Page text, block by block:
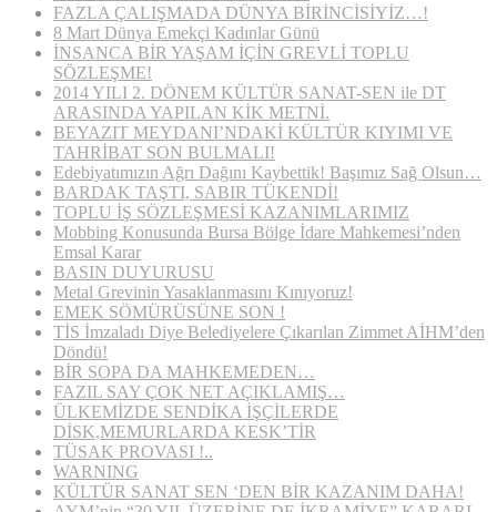
FAZLA ÇALIŞMADA DÜNYA BİRİNCİSİYİZ…!
8 Mart Dünya Emekçi Kadınlar Günü
İNSANCA BİR YAŞAM İÇİN GREVLİ TOPLU
SÖZLEŞME!
2014 YILI 2. DÖNEM KÜLTÜR SANAT-SEN ile DT
ARASINDA YAPILAN KİK METNİ.
BEYAZIT MEYDANI’NDAKİ KÜLTÜR KIYIMI VE
TAHRİBAT SON BULMALI!
Edebiyatımızın Ağrı Dağını Kaybettik! Başımız Sağ Olsun…
BARDAK TAŞTI, SABIR TÜKENDİ!
TOPLU İŞ SÖZLEŞMESİ KAZANIMLARIMIZ
Mobbing Konusunda Bursa Bölge İdare Mahkemesi’nden
Emsal Karar
BASIN DUYURUSU
Metal Grevinin Yasaklanmasını Kınıyoruz!
EMEK SÖMÜRÜSÜNE SON !
TİS İmzaladı Diye Belediyelere Çıkarılan Zimmet AİHM’den
Döndü!
BİR SOPA DA MAHKEMEDEN…
FAZIL SAY ÇOK NET AÇIKLAMIŞ…
ÜLKEMİZDE SENDİKA İŞÇİLERDE
DİSK,MEMURLARDA KESK’TİR
TÜSAK PROVASI !..
WARNING
KÜLTÜR SANAT SEN ‘DEN BİR KAZANIM DAHA!